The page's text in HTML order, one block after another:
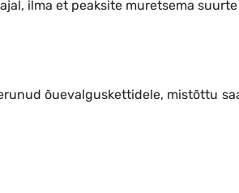
ilma et peaksite muretsema
õuevalguskettidele, mistõttu